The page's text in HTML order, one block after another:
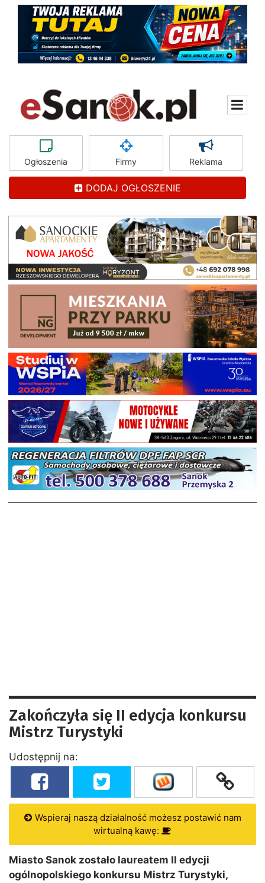
Ogłoszenia Firmy Reklama
DODAJ OGŁOSZENIE
Zakończyła się II edycja konkursu
Mistrz Turystyki
Udostępnij na:
Wspieraj naszą działalność możesz postawić nam
wirtualną kawę:
Miasto Sanok zostało laureatem II edycji
ogólnopolskiego konkursu Mistrz Turystyki,